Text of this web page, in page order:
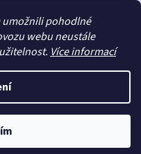
umožnili pohodlné
webu neustále
Více informací